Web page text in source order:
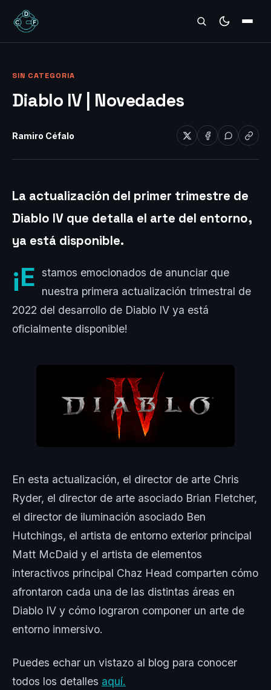
REVIEWS
SIN CATEGORIA
Diablo IV | Novedades
Ramiro Céfalo
La actualización del primer trimestre de
Diablo IV que detalla el arte del entorno,
ya está disponible.
¡E stamos emocionados de anunciar que
nuestra primera actualización trimestral de
2022 del desarrollo de Diablo IV ya está
oficialmente disponible!
En esta actualización, el director de arte Chris
Ryder, el director de arte asociado Brian Fletcher,
el director de iluminación asociado Ben
Hutchings, el artista de entorno exterior principal
Matt McDaid y el artista de elementos
interactivos principal Chaz Head comparten cómo
afrontaron cada una de las distintas áreas en
Diablo IV y cómo lograron componer un arte de
entorno inmersivo.
Puedes echar un vistazo al blog para conocer
todos los detalles aquí.